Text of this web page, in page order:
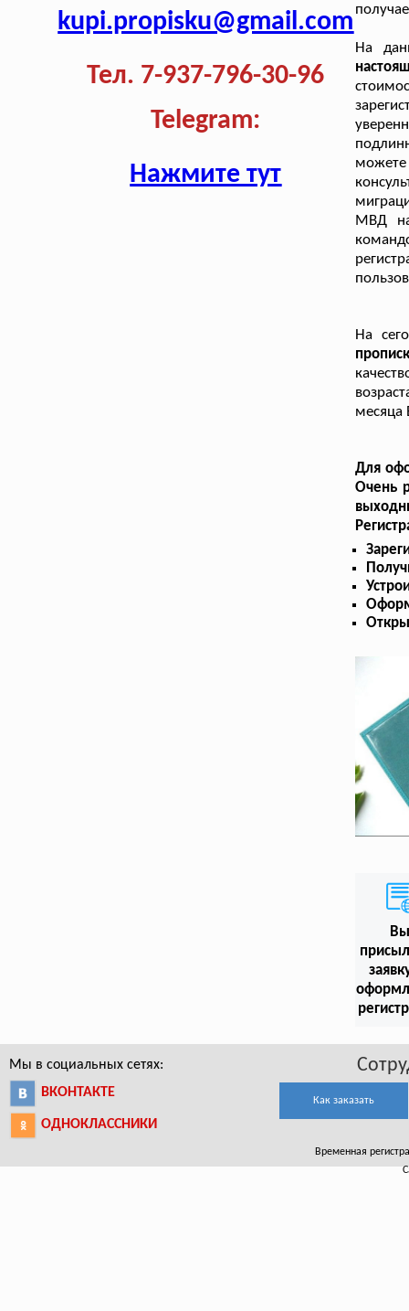
kupi.propisku@gmail.com
Тел. 7-937-796-30-96
Telegram:
Нажмите тут
На
МВД
На
месяца
Для
Очень
Вы
Мы в социальных сетях:
ВКОНТАКТЕ
ОДНОКЛАССНИКИ
Как заказать
Временная